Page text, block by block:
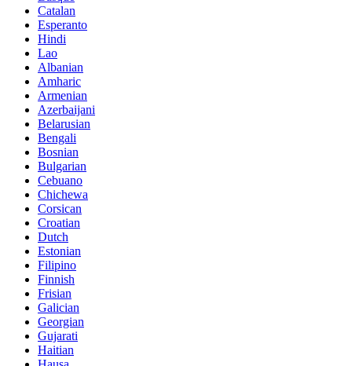
Catalan
Esperanto
Hindi
Lao
Albanian
Amharic
Armenian
Azerbaijani
Belarusian
Bengali
Bosnian
Bulgarian
Cebuano
Chichewa
Corsican
Croatian
Dutch
Estonian
Filipino
Finnish
Frisian
Galician
Georgian
Gujarati
Haitian